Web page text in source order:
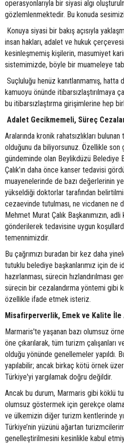
operasyonlarıyla bir siyasi algı
gözlemlenmektedir. Bu konuda
Konuya siyasi bir bakış açısıyla
insan hakları, adalet ve hukuk
kesinleşmemiş kişilerin, masumiyet
sistemimizde, böyle bir muameleye
Suçluluğu henüz kanıtlanmamış, hatta
kamuoyu önünde itibarsızlaştırılmaya
bu itibarsızlaştırma girişimlerine hep
Adalet Gecikmemeli, Süreç
Aralarında kronik rahatsızlıkları
olduğunu da biliyorsunuz. Özellikle son
gündeminde olan Beylikdüzü Belediye
Çalık’ın daha önce kanser tedavisi
muayenelerinde de bazı değerlerinin
yükseldiği doktorlar tarafından
cezaevinde tutulması, ne vicdanen ne
Mehmet Murat Çalık Başkanımızın,
gönderilerek tedavisine uygun
temennimizdir.
Bu çağrımızı buradan bir kez daha
tutuklu belediye başkanlarımız için de
hazırlanması, sürecin hızlandırılması
sürecin bir cezalandırma yöntemi gibi
özellikle ifade etmek isteriz.
Misafirperverlik, Emek ve Kalite İle
Marmaris'te yaşanan bazı olumsuz
öne çıkarılarak, tüm turizm çalışanları
olduğu yönünde genellemeler yapıldı.
yapılabilir; ancak birkaç kötü örnek
Türkiye'yi yargılamak doğru değildir.
Ancak bu durum, Marmaris gibi köklü
olumsuz göstermek için gerekçe
ve ülkemizin diğer turizm kentlerinde
Türkiye’nin yüzünü ağartan
genelleştirilmesini kesinlikle kabul